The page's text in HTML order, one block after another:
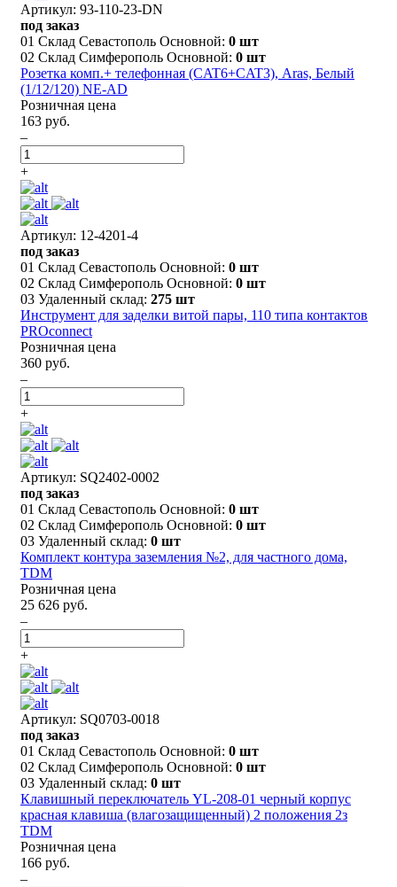
Артикул: 93-110-23-DN
под заказ
01 Склад Севастополь Основной: 0 шт
02 Склад Симферополь Основной: 0 шт
Розетка комп.+ телефонная (CAT6+CAT3), Aras, Белый
(1/12/120) NE-AD
Розничная цена
163 руб.
–
+
Артикул: 12-4201-4
под заказ
01 Склад Севастополь Основной: 0 шт
02 Склад Симферополь Основной: 0 шт
03 Удаленный склад: 275 шт
Инструмент для заделки витой пары, 110 типа контактов
PROconnect
Розничная цена
360 руб.
–
+
Артикул: SQ2402-0002
под заказ
01 Склад Севастополь Основной: 0 шт
02 Склад Симферополь Основной: 0 шт
03 Удаленный склад: 0 шт
Комплект контура заземления №2, для частного дома,
TDM
Розничная цена
25 626 руб.
–
+
Артикул: SQ0703-0018
под заказ
01 Склад Севастополь Основной: 0 шт
02 Склад Симферополь Основной: 0 шт
03 Удаленный склад: 0 шт
Клавишный переключатель YL-208-01 черный корпус
красная клавиша (влагозащищенный) 2 положения 2з
TDM
Розничная цена
166 руб.
–